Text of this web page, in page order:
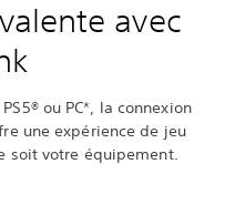
avec
ou PC*, la connexion
une expérience de jeu
soit votre équipement.